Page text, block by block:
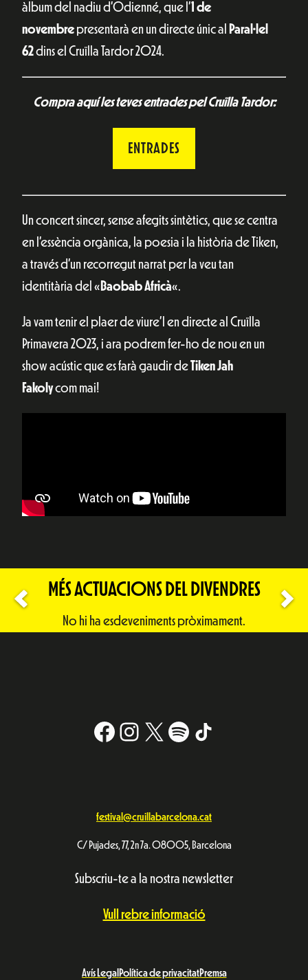
àlbum del nadiu d’Odienné, que l’1 de
novembrepresentarà en un directe únic al Paral·lel
62dins el Cruïlla Tardor 2024.
Compra aquí les teves entrades pel Cruïlla Tardor:
ENTRADES
Un concert sincer, sense afegits sintètics, que se centra
en l’essència orgànica, la poesia i la història de Tiken,
a través d’un recorregut narrat per la veu tan
identitària del « Baobab Africà«.
Ja vam tenir el plaer de viure’l en directe al Cruïlla
Primavera 2023, i ara podrem fer-ho de nou en un
show acústic que es farà gaudir deTiken Jah
Fakolycom mai!
MÉS ACTUACIONS DEL DIVENDRES
No hi ha esdeveniments pròximament.
Facebook
Instagram
X # TikTok
festival@cruillabarcelona.cat
C/ Pujades, 77, 2n 7a. 08005, Barcelona
Subscriu-te a la nostra newsletter
Vull rebre informació
Avís Legal Política de privacitatPremsa